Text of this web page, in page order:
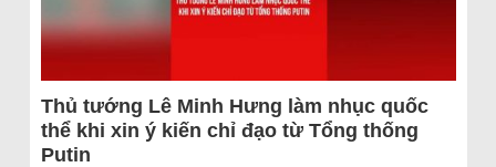
Thủ tướng Lê Minh Hưng làm nhục quốc
thể khi xin ý kiến chỉ đạo từ Tổng thống
Putin